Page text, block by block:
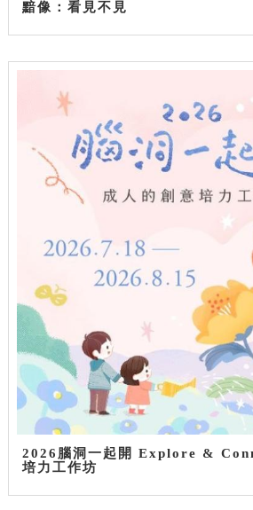
黯像：看見不見
2026腦洞一起開 Explore &
培力工作坊